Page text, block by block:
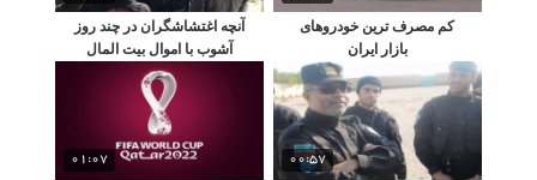
کم مصرف ترین خودروهای
بازار ایران
آنچه اغتشاشگران در چند روز
آشوب با اموال بیت المال
کردند!!
00:57
01:07